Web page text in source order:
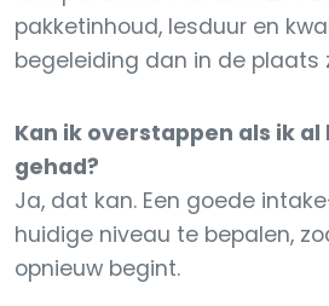
pakketinhoud, lesduur en
begeleiding dan in de plaats
Kan ik overstappen als ik al
gehad?
Ja, dat kan. Een goede
huidige niveau te bepalen,
opnieuw begint.